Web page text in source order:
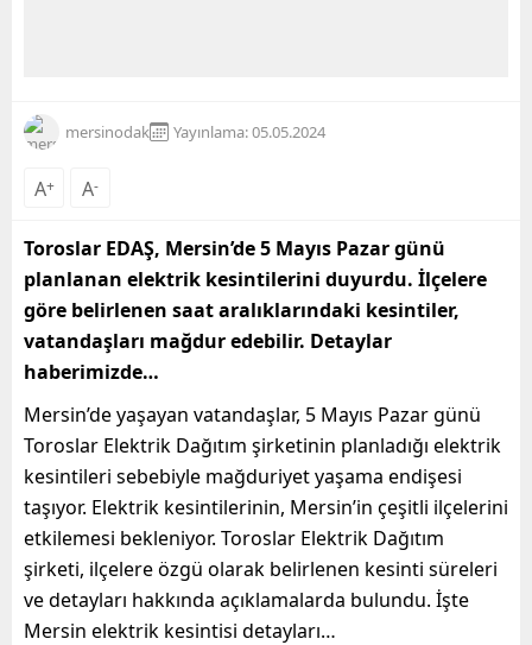
mersinodak Yayınlama: 05.05.2024
A+ A-
Toroslar EDAŞ, Mersin’de 5 Mayıs Pazar günü
planlanan elektrik kesintilerini duyurdu. İlçelere
göre belirlenen saat aralıklarındaki kesintiler,
vatandaşları mağdur edebilir. Detaylar
haberimizde…
Mersin’de yaşayan vatandaşlar, 5 Mayıs Pazar günü
Toroslar Elektrik Dağıtım şirketinin planladığı elektrik
kesintileri sebebiyle mağduriyet yaşama endişesi
taşıyor. Elektrik kesintilerinin, Mersin’in çeşitli ilçelerini
etkilemesi bekleniyor. Toroslar Elektrik Dağıtım
şirketi, ilçelere özgü olarak belirlenen kesinti süreleri
ve detayları hakkında açıklamalarda bulundu. İşte
Mersin elektrik kesintisi detayları…